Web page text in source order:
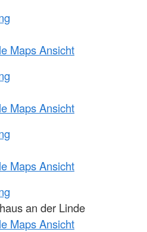
Maps Ansicht
Maps Ansicht
Maps Ansicht
an der Linde
Maps Ansicht